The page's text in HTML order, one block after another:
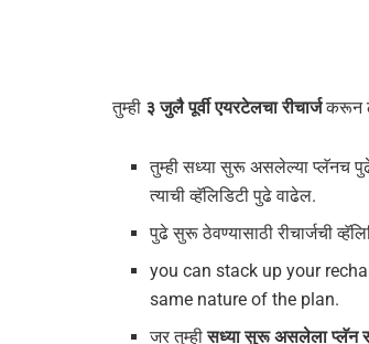
तुम्ही ३ जुलै पूर्वी एयरटेलचा रीचार्जकरून
तुम्ही सध्या सुरू असलेल्या प्लॅनच
त्याची व्हॅलिडिटी पुढे वाढेल.
पुढे सुरू ठेवण्यासाठी रीचार्जची
you can stack up your
same nature of the plan.
जर तुम्हीसध्या सुरू असलेला प्लॅन